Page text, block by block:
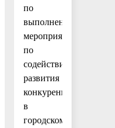
по
выполнению
мероприятий
по
содействию
развития
конкуренции
в
городском